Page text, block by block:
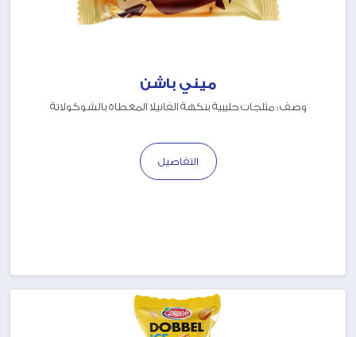
ميني باشن
وصف : مثلجات حليبية بنكهة الفانيلا المغطاة بالشوكولاتة
التفاصيل